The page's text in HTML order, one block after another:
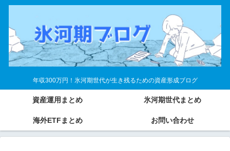
年収300万円！氷河期世代が生き残るための資産形成ブログ
資産運用まとめ 氷河期世代まとめ
海外ETFまとめ お問い合わせ